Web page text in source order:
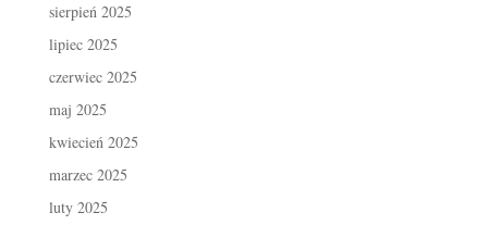
sierpień 2025
lipiec 2025
czerwiec 2025
maj 2025
kwiecień 2025
marzec 2025
luty 2025